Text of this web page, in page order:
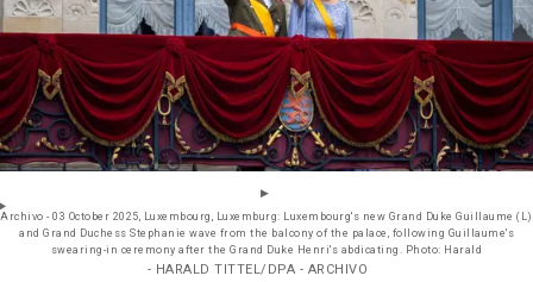
Archivo - 03 October 2025, Luxembourg, Luxemburg: Luxembourg's new Grand Duke Guillaume (L)
and Grand Duchess Stephanie wave from the balcony of the palace, following Guillaume's
swearing-in ceremony after the Grand Duke Henri's abdicating. Photo: Harald
- HARALD TITTEL/DPA - ARCHIVO